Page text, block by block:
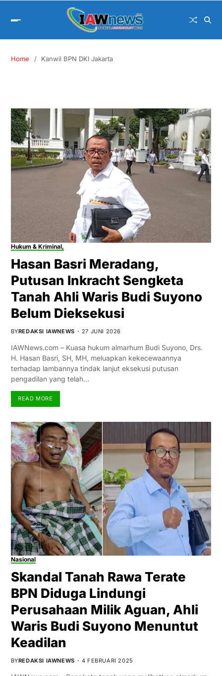
Home Kanwil BPN DKI Jakarta
Hukum & Kriminal,
Hasan Basri Meradang,
Putusan Inkracht Sengketa
Tanah Ahli Waris Budi Suyono
Belum Dieksekusi
BYREDAKSI IAWNEWS 27 JUNI 2026
IAWNews.com – Kuasa hukum almarhum Budi Suyono, Drs.
H. Hasan Basri, SH, MH, meluapkan kekecewaannya
terhadap lambannya tindak lanjut eksekusi putusan
pengadilan yang telah…
READ MORE
Nasional
Skandal Tanah Rawa Terate
BPN Diduga Lindungi
Perusahaan Milik Aguan, Ahli
Waris Budi Suyono Menuntut
Keadilan
BYREDAKSI IAWNEWS 4 FEBRUARI 2025